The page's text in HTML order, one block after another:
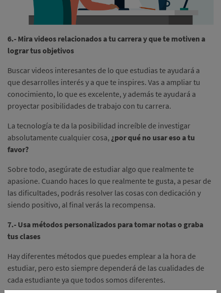
6.- Mira videos relacionados a tu carrera y que te motiven a
lograr tus objetivos
Buscar videos interesantes de lo que estudias te ayudará a
que desarrolles interés y a que te inspires. Vas a ampliar tu
conocimiento, lo que es excelente, y además te ayudará a
proyectar posibilidades de trabajo con tu carrera.
La tecnología te da la posibilidad increíble de investigar
absolutamente cualquier cosa, ¿por qué no usar eso a tu
favor?
Sobre todo, asegúrate de estudiar algo que realmente te
apasione. Cuando haces lo que realmente te gusta, a pesar de
las dificultades, podrás resolver las cosas con dedicación y
siendo positivo, al final verás la recompensa.
7.- Usa métodos personalizados para tomar notas o graba
tus clases
Hay diferentes métodos que puedes emplear a la hora de
estudiar, pero esto siempre dependerá de las cualidades de
cada estudiante ya que todos somos diferentes.